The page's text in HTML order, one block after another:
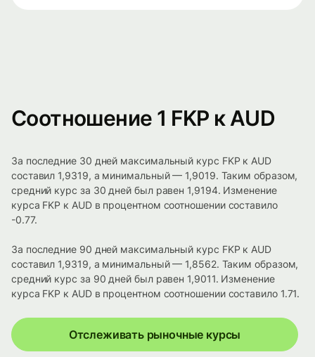
Соотношение 1 FKP к AUD
За последние 30 дней максимальный курс FKP к AUD
составил 1,9319, а минимальный — 1,9019. Таким образом,
средний курс за 30 дней был равен 1,9194. Изменение
курса FKP к AUD в процентном соотношении составило
-0.77.
За последние 90 дней максимальный курс FKP к AUD
составил 1,9319, а минимальный — 1,8562. Таким образом,
средний курс за 90 дней был равен 1,9011. Изменение
курса FKP к AUD в процентном соотношении составило 1.71.
Отслеживать рыночные курсы